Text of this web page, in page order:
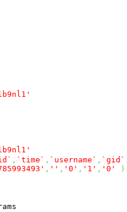
, `time` , `username` , `gid`
, '' , '0' , '1' , '0'
)